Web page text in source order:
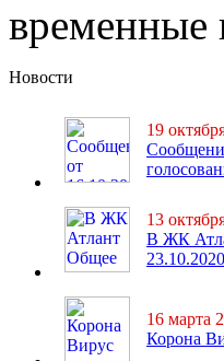
временные
Новости
19
13
В ЖК
23.10.2020
16 марта
Корона